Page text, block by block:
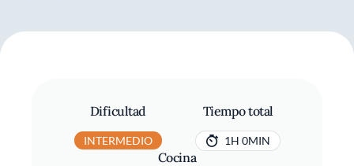
Dificultad
INTERMEDIO
Tiempo total
1H 0MIN
Cocina